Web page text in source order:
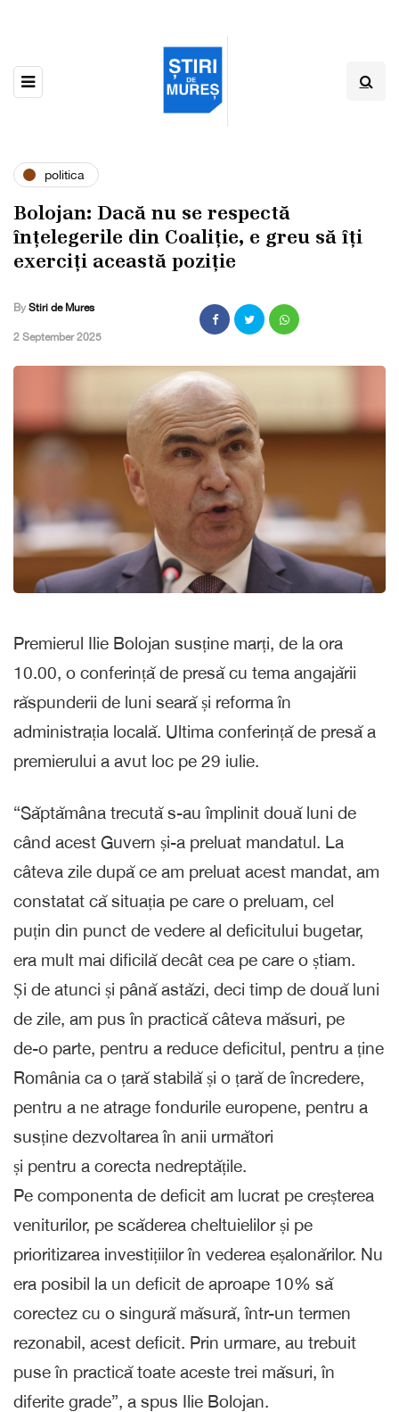
politica
Bolojan: Dacă nu se respectă
înțelegerile din Coaliție, e greu să îți
exerciți această poziție
By Stiri de Mures
,2 September 2025
Premierul Ilie Bolojan susține marți, de la ora
10.00, o conferință de presă cu tema angajării
răspunderii de luni seară și reforma în
administrația locală. Ultima conferință de presă a
premierului a avut loc pe 29 iulie.
“Săptămâna trecută s-au împlinit două luni de
când acest Guvern și-a preluat mandatul. La
câteva zile după ce am preluat acest mandat, am
constatat că situația pe care o preluam, cel
puțin din punct de vedere al deficitului bugetar,
era mult mai dificilă decât cea pe care o știam.
Și de atunci și până astăzi, deci timp de două luni
de zile, am pus în practică câteva măsuri, pe
de-o parte, pentru a reduce deficitul, pentru a ține
România ca o țară stabilă și o țară de încredere,
pentru a ne atrage fondurile europene, pentru a
susține dezvoltarea în anii următori
și pentru a corecta nedreptățile.
Pe componenta de deficit am lucrat pe creșterea
veniturilor, pe scăderea cheltuielilor și pe
prioritizarea investițiilor în vederea eșalonărilor. Nu
era posibil la un deficit de aproape 10% să
corectez cu o singură măsură, într-un termen
rezonabil, acest deficit. Prin urmare, au trebuit
puse în practică toate aceste trei măsuri, în
diferite grade”, a spus Ilie Bolojan.